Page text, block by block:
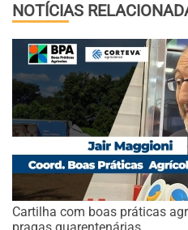
NOTÍCIAS
Cartilha com boas práticas